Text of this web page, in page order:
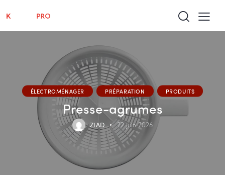
ÉLECTROMÉNAGER PRÉPARATION PRODUITS
Presse-agrumes
ZIAD 22 juin 2026